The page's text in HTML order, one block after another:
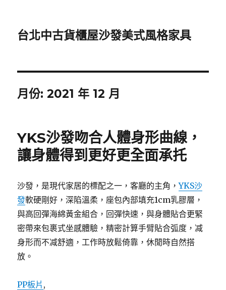
台北中古貨櫃屋沙發美式風格家具
月份:2021 年 12 月
YKS沙發吻合人體身形曲線，
讓身體得到更好更全面承托
沙發，是現代家居的標配之一，客廳的主角，YKS沙
發軟硬剛好，深陷溫柔，座包內部填充1cm乳膠層，
與高回彈海綿黃金組合，回彈快速，與身體貼合更緊
密帶來包裹式坐感體驗，精密計算手臂貼合弧度，减
身形而不减舒適，工作時放鬆倚靠，休閒時自然搭
放。
PP板片 ,